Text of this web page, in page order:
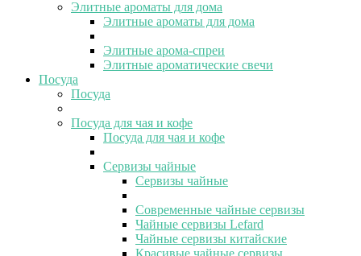
Элитные ароматы для дома
Элитные ароматы для дома
Элитные арома-спреи
Элитные ароматические свечи
Посуда
Посуда
Посуда для чая и кофе
Посуда для чая и кофе
Сервизы чайные
Сервизы чайные
Современные чайные сервизы
Чайные сервизы Lefard
Чайные сервизы китайские
Красивые чайные сервизы